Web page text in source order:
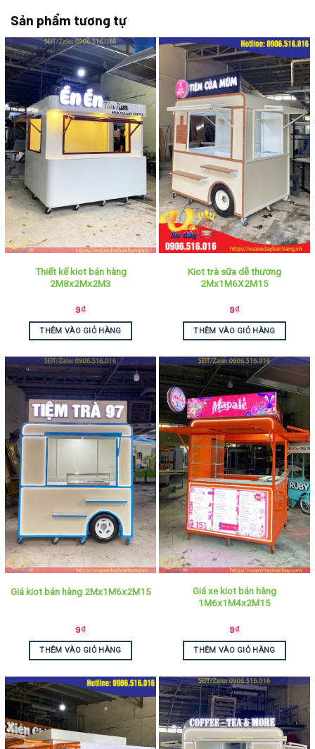
Sản phẩm tương tự
Thiết kế kiot bán hàng
2M8x2Mx2M3
9₫
THÊM VÀO GIỎ HÀNG
Kiot trà sữa dễ thương
2Mx1M6X2M15
9₫
THÊM VÀO GIỎ HÀNG
Giá kiot bán hàng 2Mx1M6x2M15
9₫
THÊM VÀO GIỎ HÀNG
Giá xe kiot bán hàng
1M6x1M4x2M15
9₫
THÊM VÀO GIỎ HÀNG